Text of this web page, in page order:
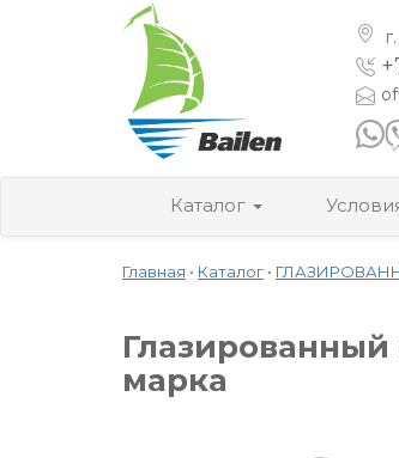
Каталог
Главная • Каталог •
марка